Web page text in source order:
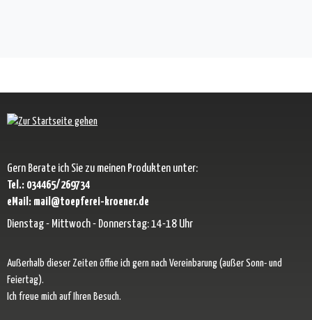
Gern Berate ich Sie zu meinen Produkten unter:
Tel.: 034465/269734
eMail: mail@toepferei-kroener.de
Dienstag - Mittwoch - Donnerstag: 14-18 Uhr
Außerhalb dieser Zeiten öffne ich gern nach Vereinbarung (außer Sonn- und
Feiertag).
Ich freue mich auf Ihren Besuch.